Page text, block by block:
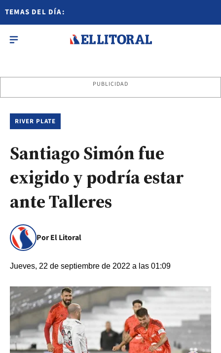
TEMAS DEL DÍA:
PUBLICIDAD
RIVER PLATE
Santiago Simón fue
exigido y podría estar
ante Talleres
Por El Litoral
Jueves, 22 de septiembre de 2022 a las 01:09